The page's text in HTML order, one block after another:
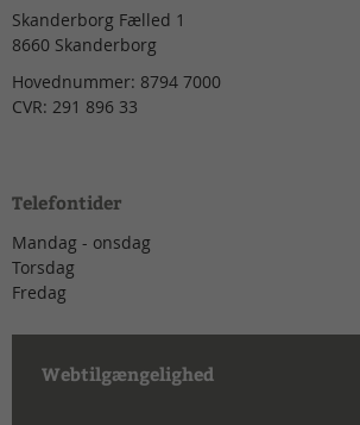
Skanderborg Fælled 1
8660 Skanderborg
Hovednummer: 8794 7000
CVR: 291 896 33
Telefontider
Mandag - onsdag
Torsdag
Fredag
Webtilgængelighed